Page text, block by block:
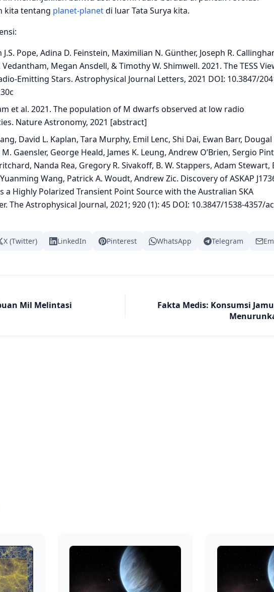
kita tentang planet-planetdi luar Tata Surya kita.
J.S. Pope, Adina D. Feinstein, Maximilian N. Günther, Joseph R.
Vedantham, Megan Ansdell, & Timothy W. Shimwell. 2021. The TESS
Emitting Stars. Astrophysical Journal Letters, 2021 DOI: 10.3847/
et al. 2021. The population of M dwarfs observed at low radio
Nature Astronomy, 2021 [abstract]
David L. Kaplan, Tara Murphy, Emil Lenc, Shi Dai, Ewan Barr, Dougal
Gaensler, George Heald, James K. Leung, Andrew O’Brien, Sergio
Nanda Rea, Gregory R. Sivakoff, B. W. Stappers, Adam Stewart,
Wang, Patrick A. Woudt, Andrew Zic. Discovery of ASKAP
a Highly Polarized Transient Point Source with the Australian SKA
The Astrophysical Journal, 2021; 920 (1): 45 DOI: 10.3847/1538-4357/
X (Twitter) LinkedIn Pinterest WhatsApp Telegram
Mil Melintasi
Fakta Medis: Konsumsi